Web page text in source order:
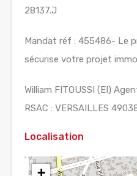
28137.J
Mandat réf : 455486- Le
sécurise votre projet
William FITOUSSI (EI)
RSAC : VERSAILLES
Localisation
+